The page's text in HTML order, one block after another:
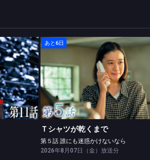
あと6日
Ｔシャツが乾くまで
第５話 誰にも迷惑かけないな
Ｔシャツが乾くまで
第５話 誰にも迷惑かけないなら
2026年8月07日（金）放送分